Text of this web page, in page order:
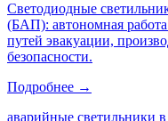
Светодиодные
(БАП): автономная
путей эвакуации,
безопасности.
Подробнее →
аварийные светильники